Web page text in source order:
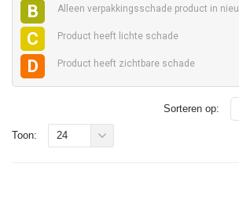
B Alleen verpakkingsschade product in
C Product heeft lichte schade
D Product heeft zichtbare schade
Sorteren op:
Toon: 24